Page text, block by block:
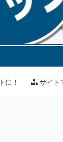
に！ サイト